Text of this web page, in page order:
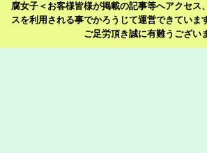
腐女子＜お客様皆様が掲載の記事等へアクセス
スを利用される事でかろうじて運営できていま
ご足労頂き誠に有難うござい